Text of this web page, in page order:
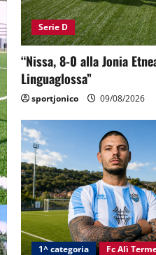
Serie D
“Nissa, 8-0 alla Jonia
Linguaglossa”
sportjonico 09/08/2026
1^ categoria Fc Alì